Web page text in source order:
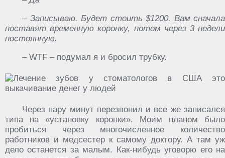
– Записываю. Будет стоить $1200. Вам сначала
поставят временную коронку, потом через 3 недели
постоянную.
– WTF – подумал я и бросил трубку.
Через пару минут перезвонил и все же записался
типа на «установку коронки». Моим планом было
пробиться через многочисленное количество
работников и медсестер к самому доктору. А там уж
дело останется за малым. Как-нибудь уговорю его на